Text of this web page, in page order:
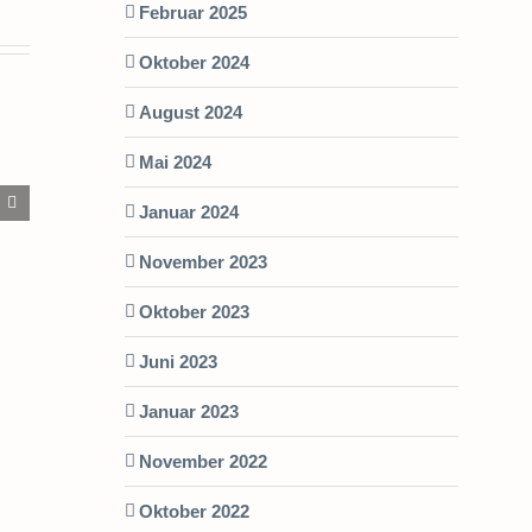
Februar 2025
Oktober 2024
August 2024
Mai 2024
Januar 2024
November 2023
Oktober 2023
Juni 2023
Januar 2023
November 2022
Oktober 2022